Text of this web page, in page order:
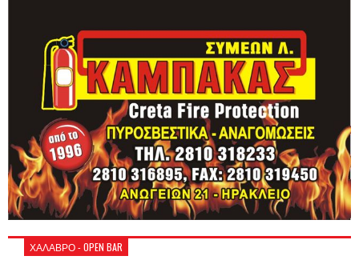
ΧΑΛΑΒΡΟ - OPEN BAR